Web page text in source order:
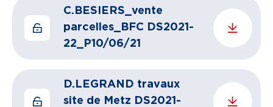
C.BESIERS_vente
parcelles_BFC DS2021-
22_P10/06/21
D.LEGRAND travaux
site de Metz DS2021-